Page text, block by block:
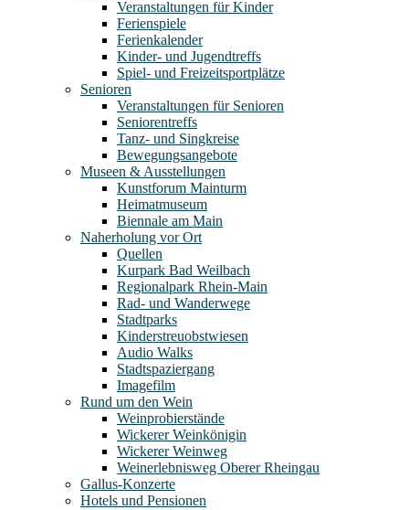
Veranstaltungen für Kinder
Ferienspiele
Ferienkalender
Kinder- und Jugendtreffs
Spiel- und Freizeitsportplätze
Senioren
Veranstaltungen für Senioren
Seniorentreffs
Tanz- und Singkreise
Bewegungsangebote
Museen & Ausstellungen
Kunstforum Mainturm
Heimatmuseum
Biennale am Main
Naherholung vor Ort
Quellen
Kurpark Bad Weilbach
Regionalpark Rhein-Main
Rad- und Wanderwege
Stadtparks
Kinderstreuobstwiesen
Audio Walks
Stadtspaziergang
Imagefilm
Rund um den Wein
Weinprobierstände
Wickerer Weinkönigin
Wickerer Weinweg
Weinerlebnisweg Oberer Rheingau
Gallus-Konzerte
Hotels und Pensionen